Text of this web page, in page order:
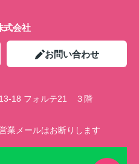
式会社
お問い合わせ
18 フォルテ21 ３階
業メールはお断りします